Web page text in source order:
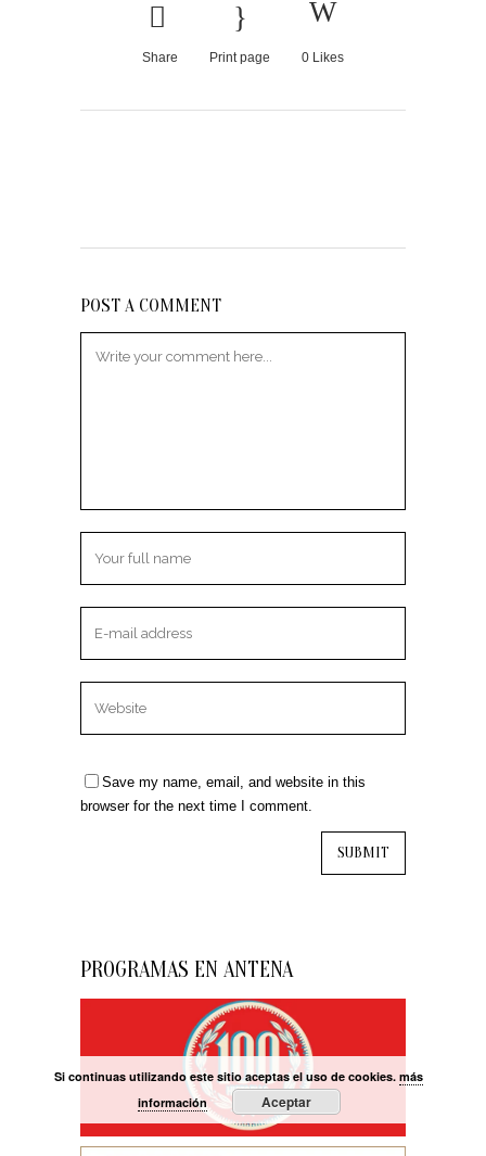
Share Print page 0 Likes
POST A COMMENT
Save my name, email, and website in this
browser for the next time I comment.
PROGRAMAS EN ANTENA
Si continuas utilizando este sitio aceptas el uso de cookies.más
información
Aceptar